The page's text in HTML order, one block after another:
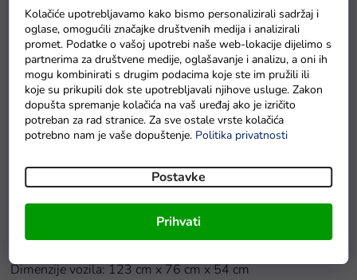
Kolačiće upotrebljavamo kako bismo personalizirali sadržaj i
oglase, omogućili značajke društvenih medija i analizirali
promet. Podatke o vašoj upotrebi naše web-lokacije dijelimo s
partnerima za društvene medije, oglašavanje i analizu, a oni ih
mogu kombinirati s drugim podacima koje ste im pružili ili
koje su prikupili dok ste upotrebljavali njihove usluge. Zakon
dopušta spremanje kolačića na vaš uređaj ako je izričito
potreban za rad stranice. Za sve ostale vrste kolačića
potrebno nam je vaše dopuštenje. Politika privatnosti
Postavke
Prihvati
i njegov ekvivalent u punoj veličini. Dječjielektričnimotor
pomaže djeci u razvoju vozačkih vještina i ravnoteže. Izvrstan
je dodatak za šetnje s obitelji ili provođenje vremena u vrtu.
Policijskielektrični motor opremljen je prednjim LED
svjetlima.Motorima brzinu od 3 do 5 km/h.Dječji
električni motordizajniran je za svu djecustariju od 3
godine.
Tehničke specifikacije električnog motora BMW:
Motor: 1x45W
Dimenzije vozila: 123 cm x 76 cm x 54 cm